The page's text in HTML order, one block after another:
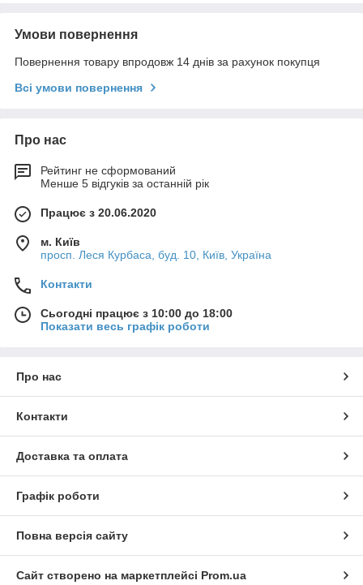
Умови повернення
Повернення товару впродовж 14 днів за рахунок покупця
Всі умови повернення
Про нас
Рейтинг не сформований
Менше 5 відгуків за останній рік
Працює з 20.06.2020
м. Київ
просп. Леся Курбаса, буд. 10, Київ, Україна
Контакти
Сьогодні працює з 10:00 до 18:00
Показати весь графік роботи
Про нас
Контакти
Доставка та оплата
Графік роботи
Повна версія сайту
Сайт створено на маркетплейсі Prom.ua